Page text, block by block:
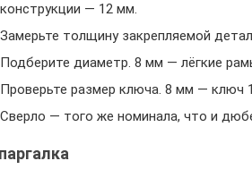
конструкции — 12 мм.
Замерьте толщину закрепляемой
Подберите диаметр. 8 мм — лёгкие
Проверьте размер ключа. 8 мм —
Сверло — того же номинала, что и